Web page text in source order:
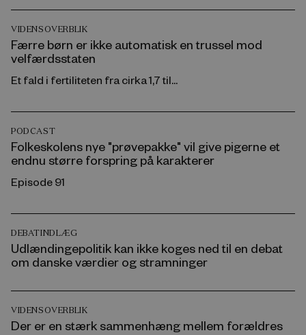
VIDENSOVERBLIK
Færre børn er ikke automatisk en trussel mod
velfærdsstaten
Et fald i fertiliteten fra cirka 1,7 til...
PODCAST
Folkeskolens nye "prøvepakke" vil give pigerne et
endnu større forspring på karakterer
Episode 91
DEBATINDLÆG
Udlændingepolitik kan ikke koges ned til en debat
om danske værdier og stramninger
VIDENSOVERBLIK
Der er en stærk sammenhæng mellem forældres